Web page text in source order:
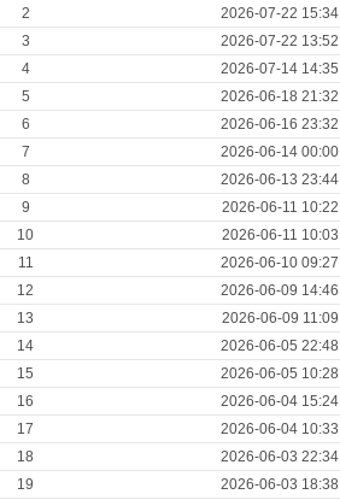
2
2026-07-22 15:34
3
2026-07-22 13:52
4
2026-07-14 14:35
5
2026-06-18 21:32
6
2026-06-16 23:32
7
2026-06-14 00:00
8
2026-06-13 23:44
9
2026-06-11 10:22
10
2026-06-11 10:03
11
2026-06-10 09:27
12
2026-06-09 14:46
13
2026-06-09 11:09
14
2026-06-05 22:48
15
2026-06-05 10:28
16
2026-06-04 15:24
17
2026-06-04 10:33
18
2026-06-03 22:34
19
2026-06-03 18:38